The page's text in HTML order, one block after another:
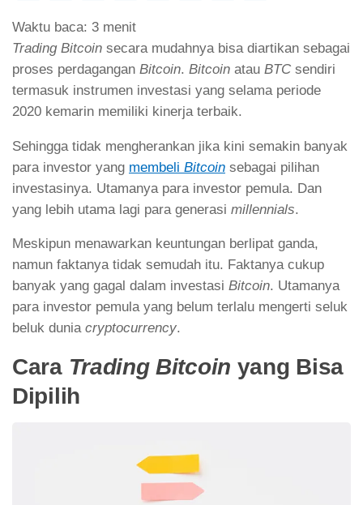
Waktu baca: 3 menit
Trading Bitcoin secara mudahnya bisa diartikan sebagai
proses perdagangan Bitcoin. Bitcoin atau BTC sendiri
termasuk instrumen investasi yang selama periode
2020 kemarin memiliki kinerja terbaik.
Sehingga tidak mengherankan jika kini semakin banyak
para investor yang membeli Bitcoin sebagai pilihan
investasinya. Utamanya para investor pemula. Dan
yang lebih utama lagi para generasi millennials.
Meskipun menawarkan keuntungan berlipat ganda,
namun faktanya tidak semudah itu. Faktanya cukup
banyak yang gagal dalam investasi Bitcoin. Utamanya
para investor pemula yang belum terlalu mengerti seluk
beluk dunia cryptocurrency.
Cara Trading Bitcoin yang Bisa
Dipilih